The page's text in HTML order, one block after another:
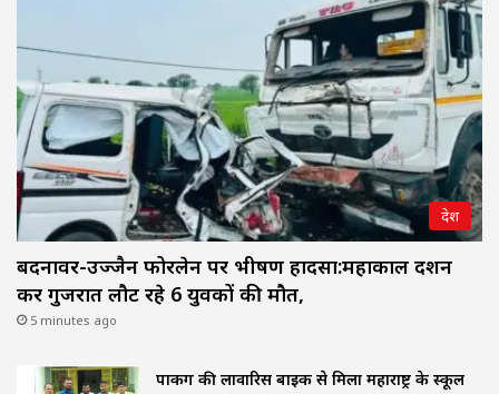
देश
बदनावर-उज्जैन फोरलेन पर भीषण हादसा:महाकाल दर्शन
कर गुजरात लौट रहे 6 युवकों की मौत,
5 minutes ago
पार्किंग की लावारिस बाइक से मिला महाराष्ट्र के स्कूल